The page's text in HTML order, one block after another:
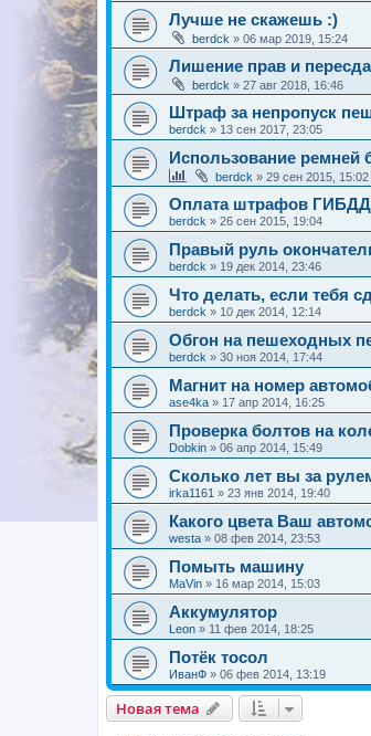
Лучше не скажешь :)
berdck » 06 мар 2019, 15:24
Лишение прав и
berdck » 27 авг 2018, 16:46
Штраф за непропуск
berdck » 13 сен 2017, 23:05
Использование ремней
berdck » 29 сен 2015, 15:02
Оплата штрафов ГИБДД
berdck » 26 сен 2015, 19:04
Правый руль
berdck » 19 дек 2014, 23:46
Что делать, если тебя
berdck » 10 дек 2014, 12:14
Обгон на пешеходных
berdck » 30 ноя 2014, 17:44
Магнит на номер
ase4ka » 17 апр 2014, 16:25
Проверка болтов на
Dobkin » 06 апр 2014, 15:49
Сколько лет вы за
irka1161 » 23 янв 2014, 19:40
Какого цвета Ваш
westa » 08 фев 2014, 23:53
Помыть машину
MaVin » 16 мар 2014, 15:03
Аккумулятор
Leon » 11 фев 2014, 18:25
Потёк тосол
ИванФ » 06 фев 2014, 13:19
Новая тема